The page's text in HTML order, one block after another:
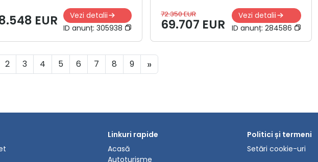
EUR
Vezi detalii
ID anunț:305938
72.350 EUR
69.707 EUR
Vezi detalii
ID anunț: 284586
2 3 4 5 6 7 8 9 »
Linkuri rapide
Acasă
Autoturisme
Politici și termeni
Setări cookie-uri